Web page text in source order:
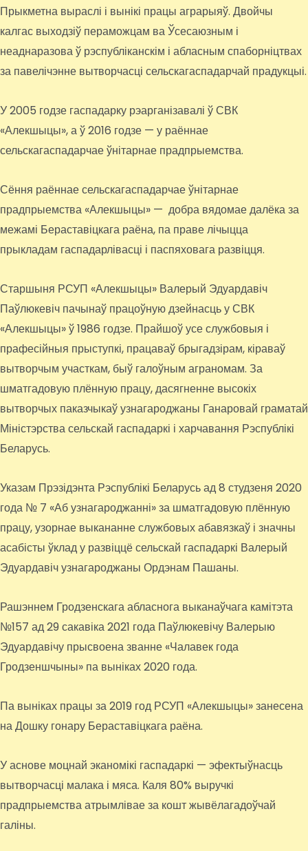
Прыкметна выраслі і вынікі працы аграрыяў. Двойчы
калгас выходзіў пераможцам ва Ўсесаюзным і
неаднаразова ў рэспубліканскім і абласным спаборніцтвах
за павелічэнне вытворчасці сельскагаспадарчай прадукцыі.
У 2005 годзе гаспадарку рэарганізавалі ў СВК
«Алекшыцы», а ў 2016 годзе — у раённае
сельскагаспадарчае ўнітарнае прадпрыемства.
Сёння раённае сельскагаспадарчае ўнітарнае
прадпрыемства «Алекшыцы» — добра вядомае далёка за
межамі Бераставіцкага раёна, па праве лічыцца
прыкладам гаспадарлівасці і паспяховага развіцця.
Старшыня РСУП «Алекшыцы» Валерый Эдуардавіч
Паўлюкевіч пачынаў працоўную дзейнасць у СВК
«Алекшыцы» ў 1986 годзе. Прайшоў усе службовыя і
прафесійныя прыступкі, працаваў брыгадзірам, кіраваў
вытворчым участкам, быў галоўным аграномам. За
шматгадовую плённую працу, дасягненне высокіх
вытворчых паказчыкаў узнагароджаны Ганаровай граматай
Міністэрства сельскай гаспадаркі і харчавання Рэспублікі
Беларусь.
Указам Прэзідэнта Рэспублікі Беларусь ад 8 студзеня 2020
года № 7 «Аб узнагароджанні» за шматгадовую плённую
працу, узорнае выкананне службовых абавязкаў і значны
асабісты ўклад у развіццё сельскай гаспадаркі Валерый
Эдуардавіч узнагароджаны Ордэнам Пашаны.
Рашэннем Гродзенскага абласнога выканаўчага камітэта
№157 ад 29 сакавіка 2021 года Паўлюкевічу Валерыю
Эдуардавічу прысвоена званне «Чалавек года
Гродзеншчыны» па выніках 2020 года.
Па выніках працы за 2019 год РСУП «Алекшыцы» занесена
на Дошку гонару Бераставіцкага раёна.
У аснове моцнай эканомікі гаспадаркі — эфектыўнасць
вытворчасці малака і мяса. Каля 80% выручкі
прадпрыемства атрымлівае за кошт жывёлагадоўчай
галіны.